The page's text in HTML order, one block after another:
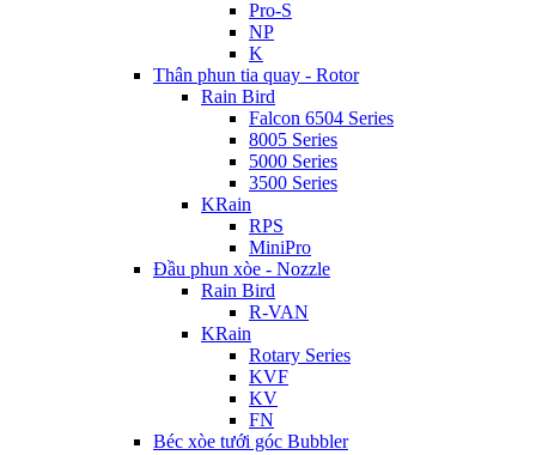
Pro-S
NP
K
Thân phun tia quay - Rotor
Rain Bird
Falcon 6504 Series
8005 Series
5000 Series
3500 Series
KRain
RPS
MiniPro
Đầu phun xòe - Nozzle
Rain Bird
R-VAN
KRain
Rotary Series
KVF
KV
FN
Béc xòe tưới góc Bubbler